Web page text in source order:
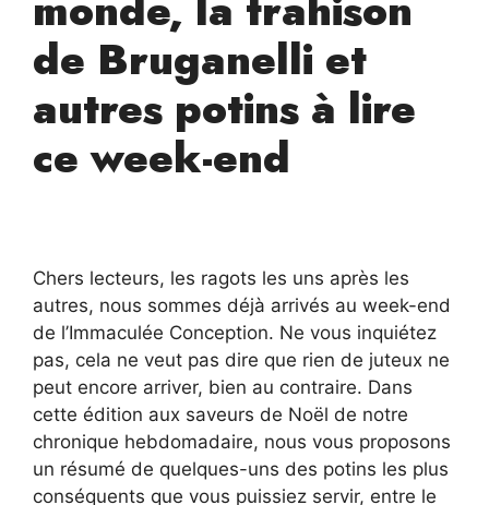
de Bruganelli et
autres potins à lire
ce week-end
Chers lecteurs, les ragots les uns après les
autres, nous sommes déjà arrivés au week-end
de l’Immaculée Conception. Ne vous inquiétez
pas, cela ne veut pas dire que rien de juteux ne
peut encore arriver, bien au contraire. Dans
cette édition aux saveurs de Noël de notre
chronique hebdomadaire, nous vous proposons
un résumé de quelques-uns des potins les plus
conséquents que vous puissiez servir, entre le